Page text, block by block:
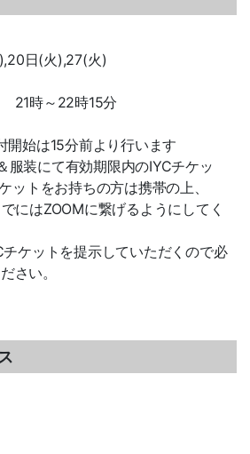
日(火),27(火)
21時～22時15分
開始は15分前より行います
服装にて有効期限内のIYCチケッ
ットをお持ちの方は携帯の上、
にはZOOMに繋げるようにしてく
ケットを提示していただくので必
さい。